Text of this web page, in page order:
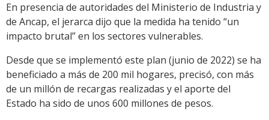
En presencia de autoridades del Ministerio de Industria y
de Ancap, el jerarca dijo que la medida ha tenido “un
impacto brutal” en los sectores vulnerables.
Desde que se implementó este plan (junio de 2022) se ha
beneficiado a más de 200 mil hogares, precisó, con más
de un millón de recargas realizadas y el aporte del
Estado ha sido de unos 600 millones de pesos.